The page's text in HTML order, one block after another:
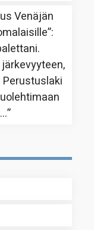
Venäjän
:
”